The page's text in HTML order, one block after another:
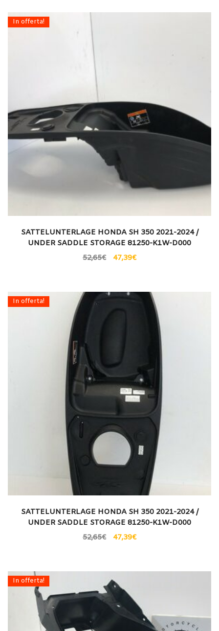
In offerta!
SATTELUNTERLAGE HONDA SH 350 2021-2024 /
UNDER SADDLE STORAGE 81250-K1W-D000
52,65€ 47,39€
In offerta!
SATTELUNTERLAGE HONDA SH 350 2021-2024 /
UNDER SADDLE STORAGE 81250-K1W-D000
52,65€ 47,39€
In offerta!